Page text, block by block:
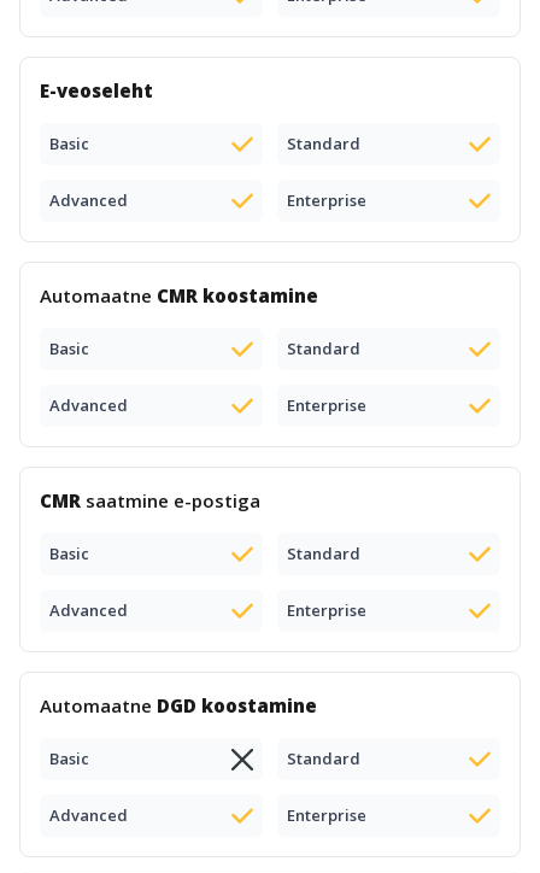
E-veoseleht
Basic Standard
Advanced Enterprise
Automaatne CMR koostamine
Basic Standard
Advanced Enterprise
CMR saatmine e-postiga
Basic Standard
Advanced Enterprise
Automaatne DGD koostamine
Basic Standard
Advanced Enterprise